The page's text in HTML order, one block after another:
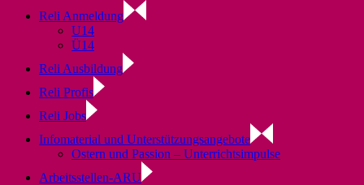
Reli Anmeldung
U14
Ü14
Reli Ausbildung
Reli Profis
Reli Jobs
Infomaterial und Unterstützungsangebote
Ostern und Passion – Unterrichtsimpulse
Arbeitsstellen-ARU